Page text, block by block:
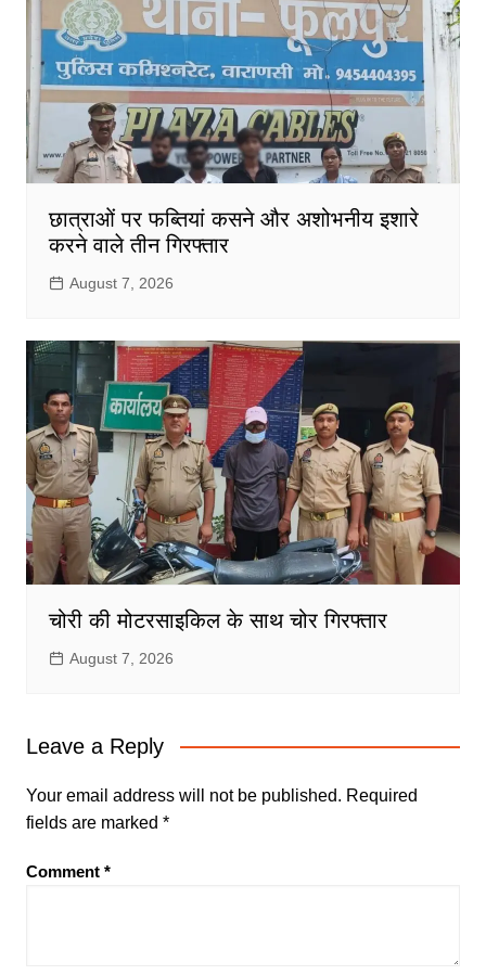
छात्राओं पर फब्तियां कसने और अशोभनीय इशारे
करने वाले तीन गिरफ्तार
August 7, 2026
चोरी की मोटरसाइकिल के साथ चोर गिरफ्तार
August 7, 2026
Leave a Reply
Your email address will not be published. Required
fields are marked *
Comment *